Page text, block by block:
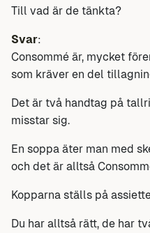
Till vad är de tänkta?
Svar:
Consommé är, mycket
som kräver en del
Det är två handtag på
misstar sig.
En soppa äter man med
och det är alltså
Kopparna ställs på
Du har alltså rätt, de har